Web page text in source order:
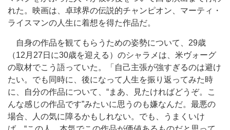
れた。映画は、卓球界の伝説的チャンピオン、マーティ・
ライスマンの人生に着想を得た作品だ。
自身の作品を観てもらうための姿勢について、29歳
（12月27日に30歳を迎える）のシャラメは、米ヴォーグ
の取材でこう語っていた。「自己主張が強すぎるのは避け
たい。でも同時に、後になって人生を振り返ってみた時
に、自分の作品について、“まあ、見たければどうぞ。こ
んな感じの作品です”みたいに思うのも嫌なんだ。最悪の
場合、人の気に障るかもしれない。でも、うまくいけ